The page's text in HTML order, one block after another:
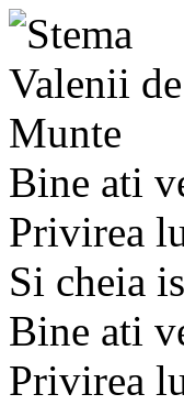
Bine ati
Privirea
Si cheia
Bine ati
Privirea